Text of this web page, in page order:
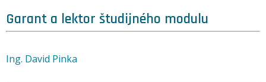
Garant a lektor študijného modulu
Ing. David Pinka